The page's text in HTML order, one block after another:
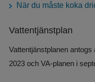
När du måste koka
Vattentjänstplan
Vattentjänstplanen
2023 och VA-planen i